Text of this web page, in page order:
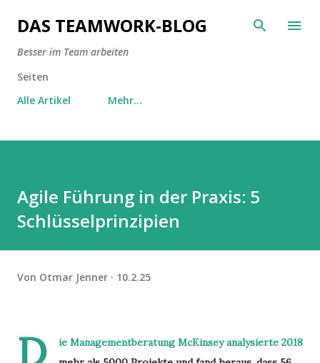
Direkt zum Hauptbereich
DAS TEAMWORK-BLOG
Besser im Team arbeiten
Seiten
Alle Artikel
Mehr…
Agile Führung in der Praxis: 5
Schlüsselprinzipien
Von Otmar Jenner 10.2.25
D
ie Managementberatung McKinsey analysierte 2018